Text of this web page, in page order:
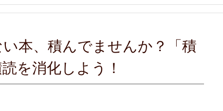
本、積んでませんか？「積
を消化しよう！